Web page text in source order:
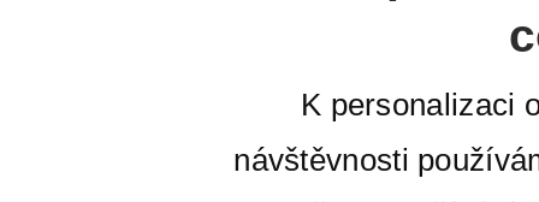
K personalizaci
návštěvnosti